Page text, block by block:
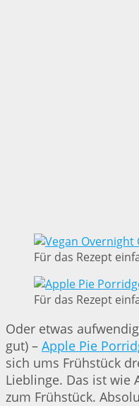
Für das Rezept
Für das Rezept
Oder etwas
gut) – Apple Pie
sich ums Frühstück
Lieblinge. Das ist wie
zum Frühstück.